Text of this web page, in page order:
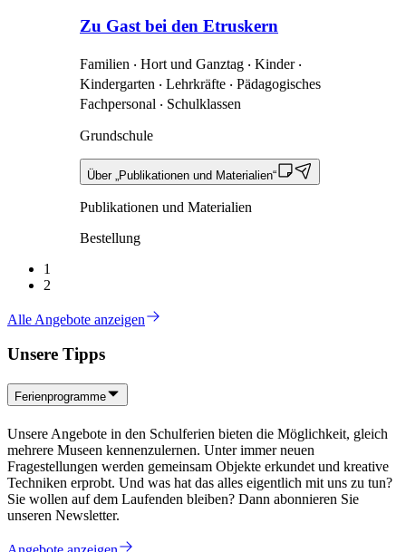
Zu Gast bei den Etruskern
Familien ‧ Hort und Ganztag ‧ Kinder ‧
Kindergarten ‧ Lehrkräfte ‧ Pädagogisches
Fachpersonal ‧ Schulklassen
Grundschule
Über „Publikationen und Materialien“
Publikationen und Materialien
Bestellung
1
2
Alle Angebote anzeigen
Unsere Tipps
Ferienprogramme
Unsere Angebote in den Schulferien bieten die Möglichkeit, gleich
mehrere Museen kennenzulernen. Unter immer neuen
Fragestellungen werden gemeinsam Objekte erkundet und kreative
Techniken erprobt. Und was hat das alles eigentlich mit uns zu tun?
Sie wollen auf dem Laufenden bleiben? Dann abonnieren Sie
unseren Newsletter.